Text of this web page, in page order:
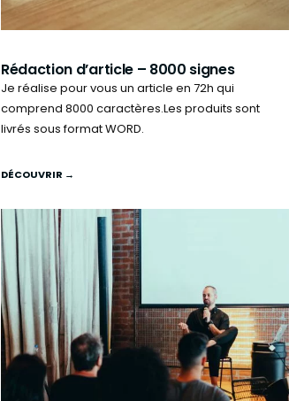
Rédaction d’article – 8000 signes
Je réalise pour vous un article en 72h qui
comprend 8000 caractères.Les produits sont
livrés sous format WORD.
DÉCOUVRIR →